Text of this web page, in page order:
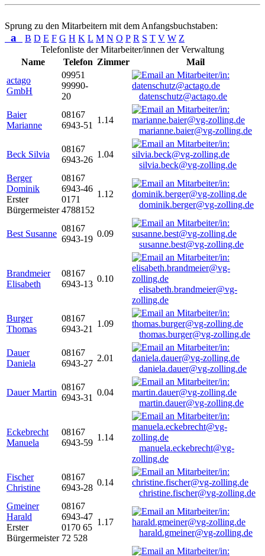
Sprung zu den Mitarbeitern mit dem Anfangsbuchstaben:
a B D E F G H K L M N O P R S T V W Z
Telefonliste der Mitarbeiter/innen der Verwaltung
Name
Telefon Zimmer
Mail
actago
GmbH
09951
99990-
20
datenschutz@actago.de
Baier
Marianne
08167
6943-51
1.14
marianne.baier@vg-zolling.de
Beck Silvia
08167
6943-26
1.04
silvia.beck@vg-zolling.de
Berger
Dominik
Erster
Bürgermeister
08167
6943-46
0171
4788152
1.12
dominik.berger@vg-zolling.de
Best Susanne
08167
6943-19
0.09
susanne.best@vg-zolling.de
Brandmeier
Elisabeth
08167
6943-13
0.10
elisabeth.brandmeier@vg-
zolling.de
Burger
Thomas
08167
6943-21
1.09
thomas.burger@vg-zolling.de
Dauer
Daniela
08167
6943-27
2.01
daniela.dauer@vg-zolling.de
Dauer Martin
08167
6943-31
0.04
martin.dauer@vg-zolling.de
Eckebrecht
Manuela
08167
6943-59
1.14
manuela.eckebrecht@vg-
zolling.de
Fischer
Christine
08167
6943-28
0.14
christine.fischer@vg-zolling.de
Gmeiner
Harald
Erster
Bürgermeister
08167
6943-47
0170 65
72 528
1.17
harald.gmeiner@vg-zolling.de